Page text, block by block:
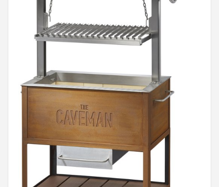
POPULAIRE MERKEN
Weber
Big Green Egg
Napoleon